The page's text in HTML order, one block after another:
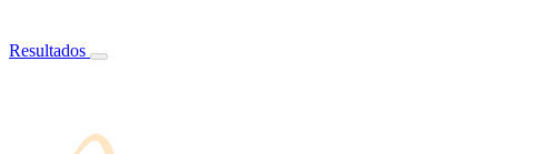
Resultados